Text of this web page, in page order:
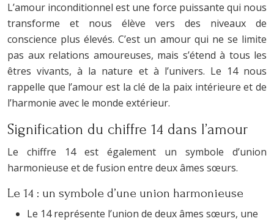
L’amour inconditionnel est une force puissante qui nous
transforme et nous élève vers des niveaux de
conscience plus élevés. C’est un amour qui ne se limite
pas aux relations amoureuses, mais s’étend à tous les
êtres vivants, à la nature et à l’univers. Le 14 nous
rappelle que l’amour est la clé de la paix intérieure et de
l’harmonie avec le monde extérieur.
Signification du chiffre 14 dans l’amour
Le chiffre 14 est également un symbole d’union
harmonieuse et de fusion entre deux âmes sœurs.
Le 14 : un symbole d’une union harmonieuse
Le 14 représente l’union de deux âmes sœurs, une